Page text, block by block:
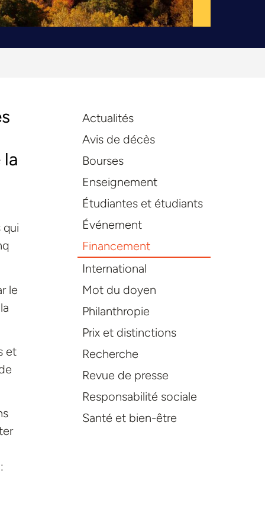
qui
le
et
Actualités
Avis de décès
Bourses
Enseignement
Étudiantes et étudiants
Événement
Financement
International
Mot du doyen
Philanthropie
Prix et distinctions
Recherche
Revue de presse
Responsabilité sociale
Santé et bien-être